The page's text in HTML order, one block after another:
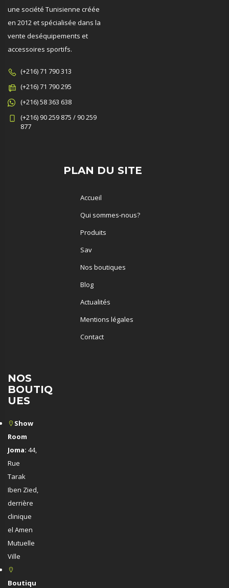
une société Tunisienne créée
en 2012 et spécialisée dans la
vente deséquipements et
accessoires sportifs.
(+216) 71 790 313
(+216) 71 790 295
(+216) 58 363 638
(+216) 90 259 875 / 90 259
877
PLAN DU SITE
Accueil
Qui sommes-nous?
Produits
Sav
Nos boutiques
Blog
Actualités
Mentions légales
Contact
NOS
BOUTIQ
UES
Show
Room
Joma: 44,
Rue
Tarak
Iben Zied,
derrière
clinique
el Amen
Mutuelle
Ville
Boutiqu